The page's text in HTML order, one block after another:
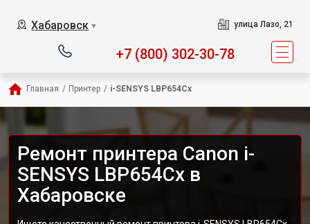
Хабаровск ▼ улица Лазо, 21
+7 (800) 302-30-78
Главная / Принтер / i-SENSYS LBP654Cx
Ремонт принтера Canon i-
SENSYS LBP654Cx в
Хабаровске